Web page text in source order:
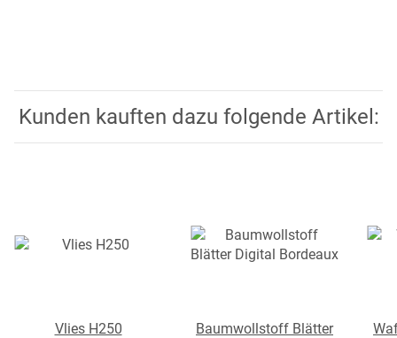
Kunden kauften dazu folgende Artikel:
Vlies H250
Baumwollstoff Blätter